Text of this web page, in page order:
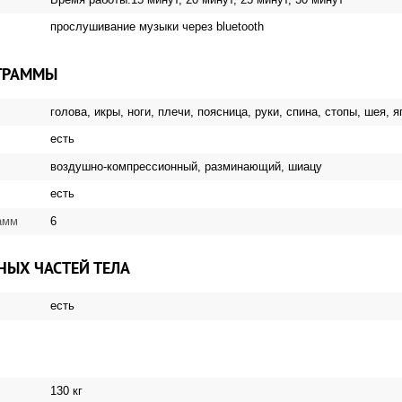
прослушивание музыки через bluetooth
голова, икры, ноги, плечи, поясница, руки, спина, стопы, шея,
есть
воздушно-компрессионный, разминающий, шиацу
есть
6
ЧАСТЕЙ ТЕЛА
есть
130 кг